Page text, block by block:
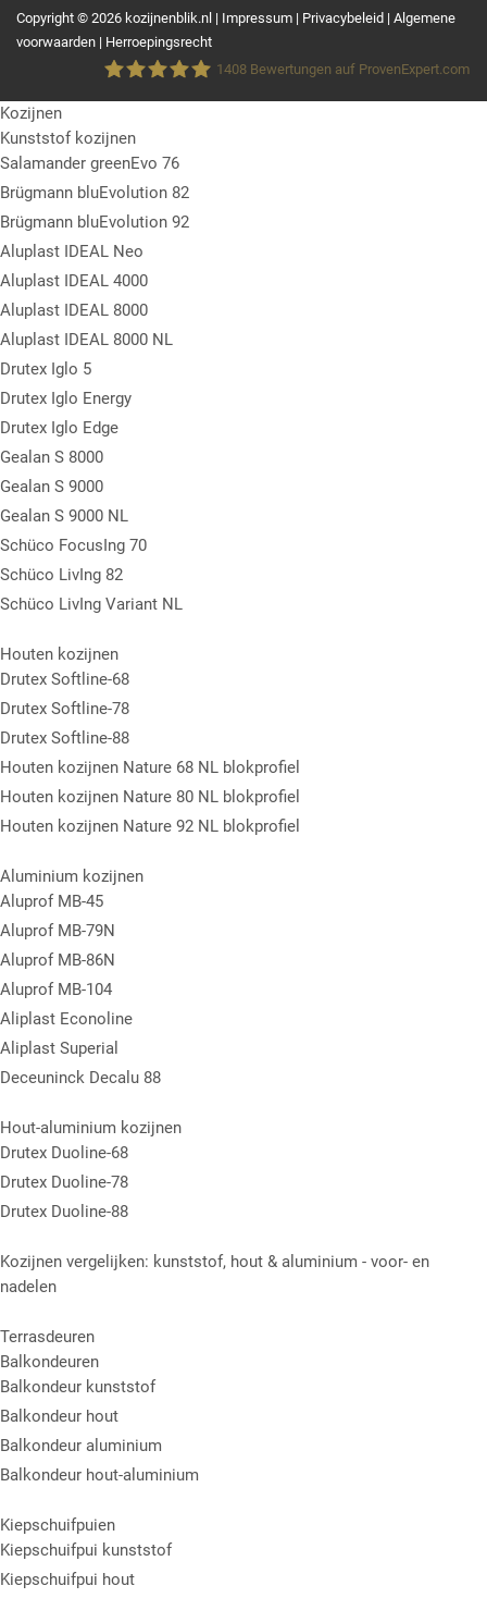
Copyright © 2026 kozijnenblik.nl | Impressum | Privacybeleid | Algemene
voorwaarden | Herroepingsrecht
Fensterblick GmbH &Co.KG
1408Bewertungen auf ProvenExpert.com
Kozijnen
Kunststof kozijnen
Salamander greenEvo 76
Brügmann bluEvolution 82
Brügmann bluEvolution 92
Aluplast IDEAL Neo
Aluplast IDEAL 4000
Aluplast IDEAL 8000
Aluplast IDEAL 8000 NL
Drutex Iglo 5
Drutex Iglo Energy
Drutex Iglo Edge
Gealan S 8000
Gealan S 9000
Gealan S 9000 NL
Schüco FocusIng 70
Schüco LivIng 82
Schüco LivIng Variant NL
Houten kozijnen
Drutex Softline-68
Drutex Softline-78
Drutex Softline-88
Houten kozijnen Nature 68 NL blokprofiel
Houten kozijnen Nature 80 NL blokprofiel
Houten kozijnen Nature 92 NL blokprofiel
Aluminium kozijnen
Aluprof MB-45
Aluprof MB-79N
Aluprof MB-86N
Aluprof MB-104
Aliplast Econoline
Aliplast Superial
Deceuninck Decalu 88
Hout-aluminium kozijnen
Drutex Duoline-68
Drutex Duoline-78
Drutex Duoline-88
Kozijnen vergelijken: kunststof, hout & aluminium - voor- en
nadelen
Terrasdeuren
Balkondeuren
Balkondeur kunststof
Balkondeur hout
Balkondeur aluminium
Balkondeur hout-aluminium
Kiepschuifpuien
Kiepschuifpui kunststof
Kiepschuifpui hout